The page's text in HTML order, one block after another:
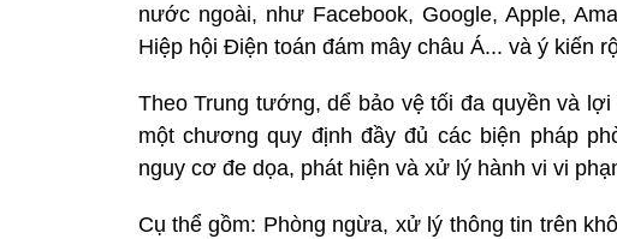
nước ngoài, như Facebook, Google, Apple,
Hiệp hội Điện toán đám mây châu Á... và ý kiến
Theo Trung tướng, dể bảo vệ tối đa quyền và
một chương quy định đầy đủ các biện pháp
nguy cơ đe dọa, phát hiện và xử lý hành vi vi
Cụ thể gồm: Phòng ngừa, xử lý thông tin trên